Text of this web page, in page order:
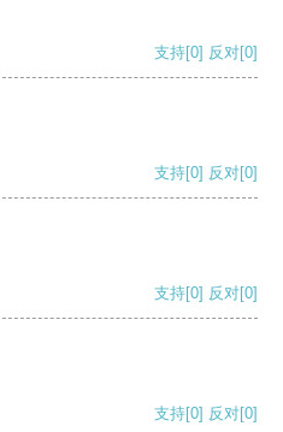
支持[0] 反对[0]
支持[0] 反对[0]
支持[0] 反对[0]
支持[0] 反对[0]